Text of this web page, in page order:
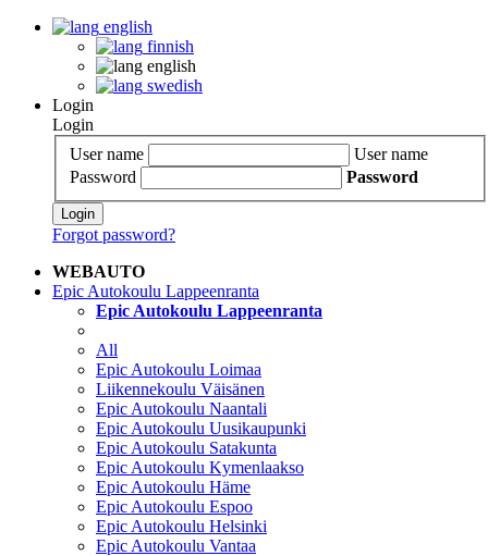
english
finnish
english
swedish
Login
Login
User name
User name
Password
Password
Login
Forgot password?
WEBAUTO
Epic Autokoulu Lappeenranta
Epic Autokoulu Lappeenranta
All
Epic Autokoulu Loimaa
Liikennekoulu Väisänen
Epic Autokoulu Naantali
Epic Autokoulu Uusikaupunki
Epic Autokoulu Satakunta
Epic Autokoulu Kymenlaakso
Epic Autokoulu Häme
Epic Autokoulu Espoo
Epic Autokoulu Helsinki
Epic Autokoulu Vantaa